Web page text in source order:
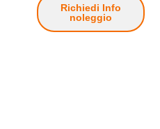
Richiedi Info
noleggio